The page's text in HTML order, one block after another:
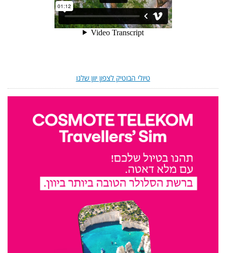
טיולי הבוטיק לצפון יוון שלנו